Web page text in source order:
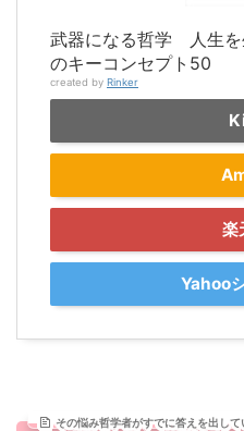
武器になる哲学 人生を
のキーコンセプト50
created by Rinker
楽
Yahoo
その悩み哲学者がすでに答えを出して